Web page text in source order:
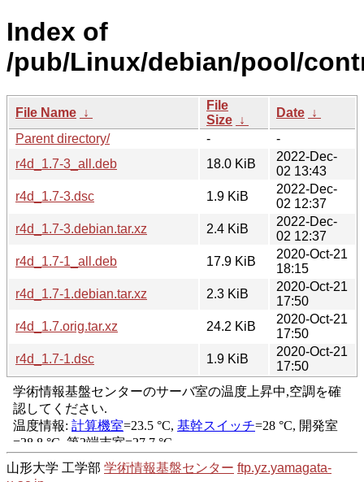
Index of
/pub/Linux/debian/pool/
File Name ↓
File
Size ↓
Date ↓
Parent directory/
-
-
r4d_1.7-3_all.deb
18.0 KiB
2022-Dec-
02 13:43
r4d_1.7-3.dsc
1.9 KiB
2022-Dec-
02 12:37
r4d_1.7-3.debian.tar.xz
2.4 KiB
2022-Dec-
02 12:37
r4d_1.7-1_all.deb
17.9 KiB
2020-Oct-21
18:15
r4d_1.7-1.debian.tar.xz
2.3 KiB
2020-Oct-21
17:50
r4d_1.7.orig.tar.xz
24.2 KiB
2020-Oct-21
17:50
r4d_1.7-1.dsc
1.9 KiB
2020-Oct-21
17:50
山形大学 工学部 学術情報基盤センター ftp.yz.yamagata-